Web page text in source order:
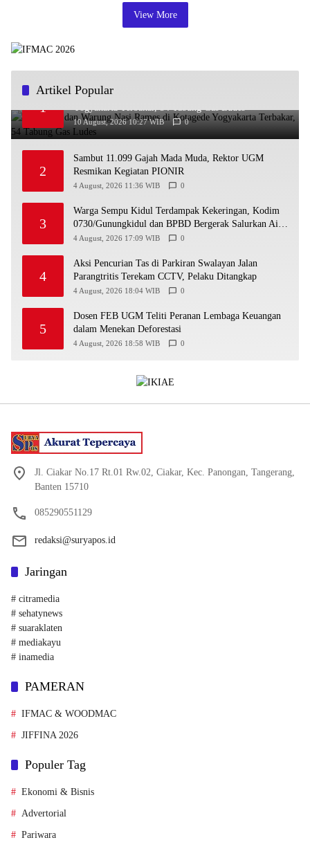
View More
Artikel Popular
1
Kios LPG dan Warung Nasi Rames di Kotagede
Yogyakarta Terbakar, 54 Tabung Gas Ludes
10 August, 2026 10:27 WIB 0
2
Sambut 11.099 Gajah Mada Muda, Rektor UGM
Resmikan Kegiatan PIONIR
4 August, 2026 11:36 WIB 0
3
Warga Sempu Kidul Terdampak Kekeringan, Kodim
0730/Gunungkidul dan BPBD Bergerak Salurkan Air
Bersih
4 August, 2026 17:09 WIB 0
4
Aksi Pencurian Tas di Parkiran Swalayan Jalan
Parangtritis Terekam CCTV, Pelaku Ditangkap
4 August, 2026 18:04 WIB 0
5
Dosen FEB UGM Teliti Peranan Lembaga Keuangan
dalam Menekan Deforestasi
4 August, 2026 18:58 WIB 0
Jl. Ciakar No.17 Rt.01 Rw.02, Ciakar, Kec. Panongan, Tangerang,
Banten 15710
085290551129
redaksi@suryapos.id
Jaringan
# citramedia
# sehatynews
# suaraklaten
# mediakayu
# inamedia
PAMERAN
IFMAC & WOODMAC
JIFFINA 2026
Populer Tag
Ekonomi & Bisnis
Advertorial
Pariwara